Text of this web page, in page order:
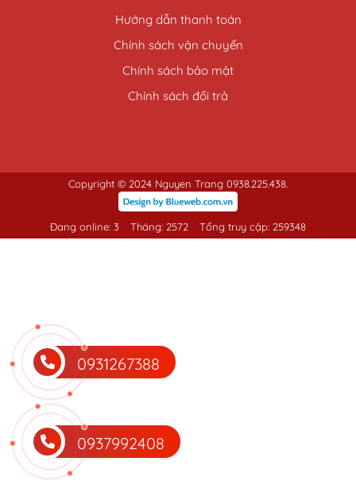
Hướng dẫn thanh toán
Chính sách vận chuyển
Chính sách bảo mật
Chính sách đổi trả
Copyright © 2024 Nguyen Trang 0938.225.438.
Đang online: 3 Tháng: 2572 Tổng truy cập: 259348
0931267388
0937992408